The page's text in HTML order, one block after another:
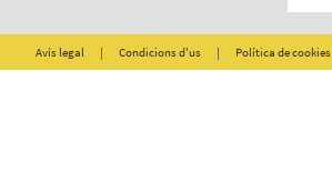
Avís legal | Condicions d'us | Política de cookies